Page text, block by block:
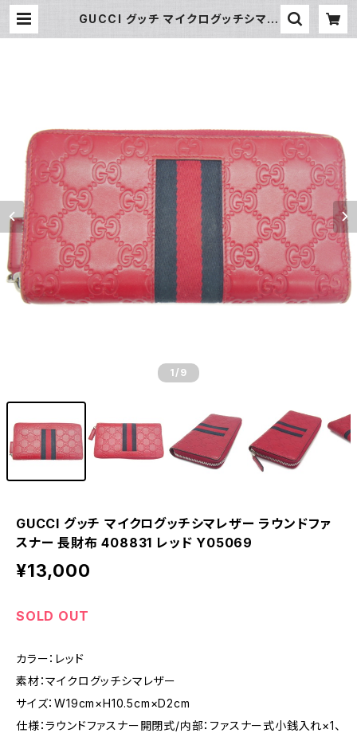
GUCCI グッチ マイクログッチシマレ
1 /9
GUCCI グッチ マイクログッチシマレザー ラウンドファ
スナー 長財布 408831 レッド Y05069
¥13,000
SOLD OUT
カラー：レッド
素材：マイクログッチシマレザー
サイズ：W19cm×H10.5cm×D2cm
仕様：ラウンドファスナー開閉式/内部：ファスナー式小銭入れ×1、